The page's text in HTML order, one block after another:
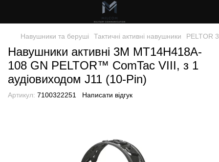
Навушники та беруші Тактичні активні навушники PELTOR
Навушники активні 3M MT14H418A-
108 GN PELTOR™ ComTac VIII, з 1
аудіовиходом J11 (10-Pin)
Артикул: 7100322251 Написати відгук